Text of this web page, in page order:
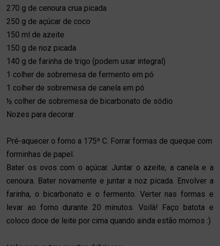
270 g de cenoura crua picada
250 g de açúcar de coco
150 ml de azeite
150 g de noz picada
140 g de farinha de trigo (podem usar integral)
1 colher de sobremesa de fermento em pó
1 colher de sobremesa de canela em pó
½ colher de sobremesa de bicarbonato de sódio
Nozes para decorar
Pré-aquecer o forno a 175º C. Forrar formas de queque com
forminhas de papel.
Bater os ovos com o açúcar. Juntar o azeite, a canela e a
cenoura. Bater novamente e juntar a noz picada. Envolver a
farinha, o bicarbonato e o fermento. Verter nas formas e
levar ao forno durante 20 minutos. Voilà! Faço batota e
coloco doce de leite por cima quando ainda estão mornos :)